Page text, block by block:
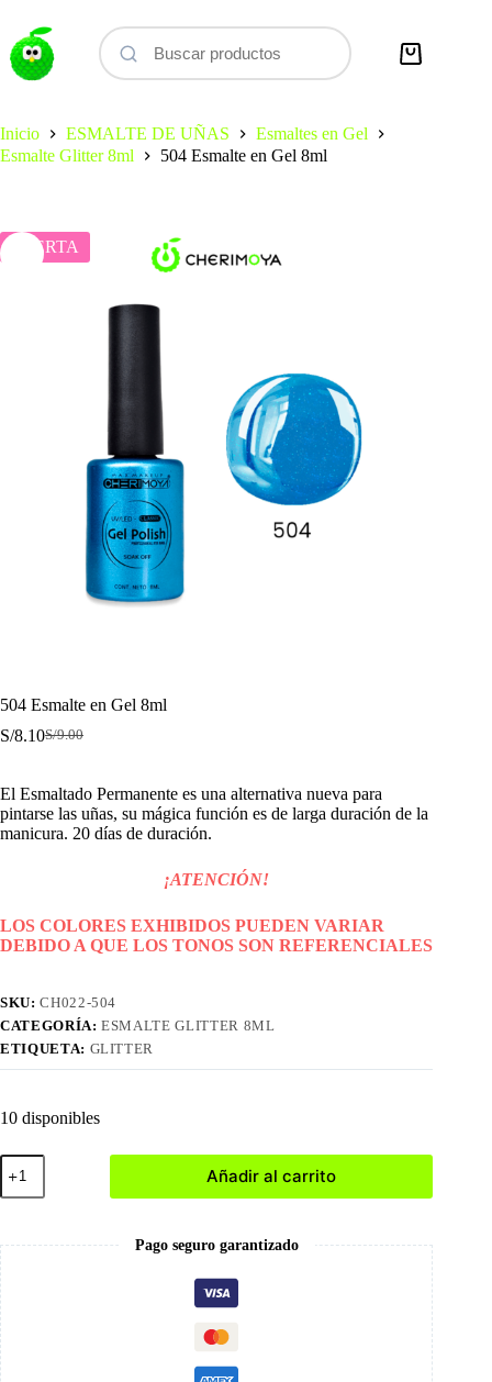
contenido
Carro
Inicio
ESMALTE DE UÑAS
Esmaltes en Gel
Esmalte Glitter 8ml
504 Esmalte en Gel 8ml
OFERTA
504 Esmalte en Gel 8ml
S/9.00
El
era:
S/9.00.
S/8.10El
es:
S/8.10.
El Esmaltado Permanente es una alternativa nueva para
pintarse las uñas, su mágica función es de larga duración de la
manicura. 20 días de duración.
¡ATENCIÓN!
LOS COLORES EXHIBIDOS PUEDEN VARIAR
DEBIDO A QUE LOS TONOS SON REFERENCIALES
SKU:CH022-504
CATEGORÍA:ESMALTE GLITTER 8ML
ETIQUETA: GLITTER
10 disponibles
504
Esmalte
en
cantidad
Añadir al carrito
Pago seguro garantizado